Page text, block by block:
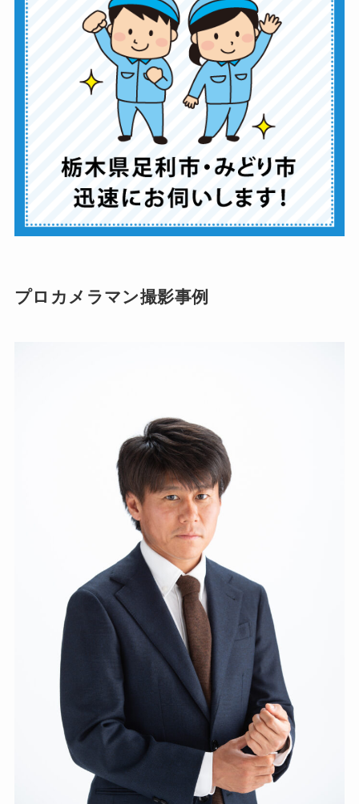
プロカメラマン撮影事例